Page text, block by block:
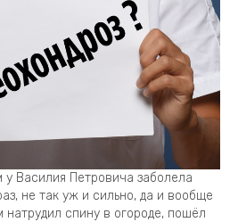
Василия Петровича заболела
не так уж и сильно, да и вообще
спину в огороде, пошёл